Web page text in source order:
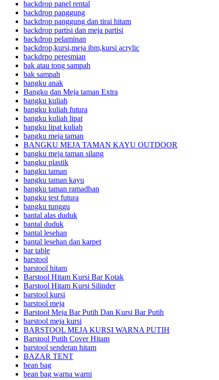
backdrop panel rental
backdrop panggung
backdrop panggung dan tirai hitam
backdrop partisi dan meja partisi
backdrop pelaminan
backdrop,kursi,meja ibm,kursi acrylic
backdrpo peresmian
bak atau tong sampah
bak sampah
bangku anak
Bangku dan Meja taman Extra
bangku kuliah
bangku kuliah futura
bangku kuliah lipat
bangku lipat kuliah
bangku meja taman
BANGKU MEJA TAMAN KAYU OUTDOOR
bangku meja taman silang
bangku plastik
bangku taman
bangku taman kayu
bangku taman ramadhan
bangku test futura
bangku tunggu
bantal alas duduk
bantal duduk
bantal lesehan
bantal lesehan dan karpet
bar table
barstool
barstool hitam
Barstool Hitam Kursi Bar Kotak
Barstool Hitam Kursi Silinder
barstool kursi
barstool meja
Barstool Meja Bar Putih Dan Kursi Bar Putih
barstool meja kursi
BARSTOOL MEJA KURSI WARNA PUTIH
Barstool Putih Cover Hitam
barstool senderan hitam
BAZAR TENT
bean bag
bean bag warna warni